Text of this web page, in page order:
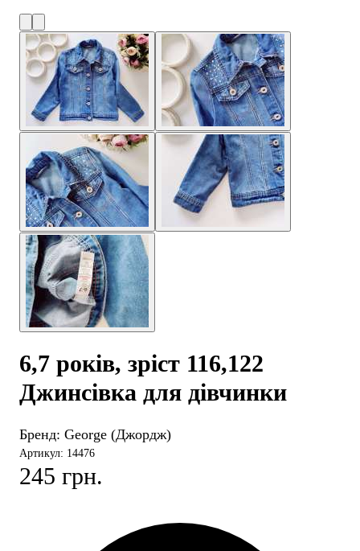
6,7 років, зріст 116,122
Джинсівка для дівчинки
Бренд: George (Джордж)
Артикул: 14476
245 грн.